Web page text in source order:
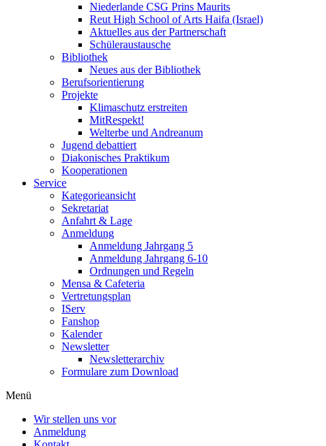
Niederlande CSG Prins Maurits
Reut High School of Arts Haifa (Israel)
Aktuelles aus der Partnerschaft
Schüleraustausche
Bibliothek
Neues aus der Bibliothek
Berufsorientierung
Projekte
Klimaschutz erstreiten
MitRespekt!
Welterbe und Andreanum
Jugend debattiert
Diakonisches Praktikum
Kooperationen
Service
Kategorieansicht
Sekretariat
Anfahrt & Lage
Anmeldung
Anmeldung Jahrgang 5
Anmeldung Jahrgang 6-10
Ordnungen und Regeln
Mensa & Cafeteria
Vertretungsplan
IServ
Fanshop
Kalender
Newsletter
Newsletterarchiv
Formulare zum Download
Menü
Wir stellen uns vor
Anmeldung